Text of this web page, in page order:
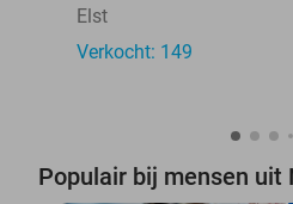
Elst
Verkocht: 149
Populair bij mensen uit